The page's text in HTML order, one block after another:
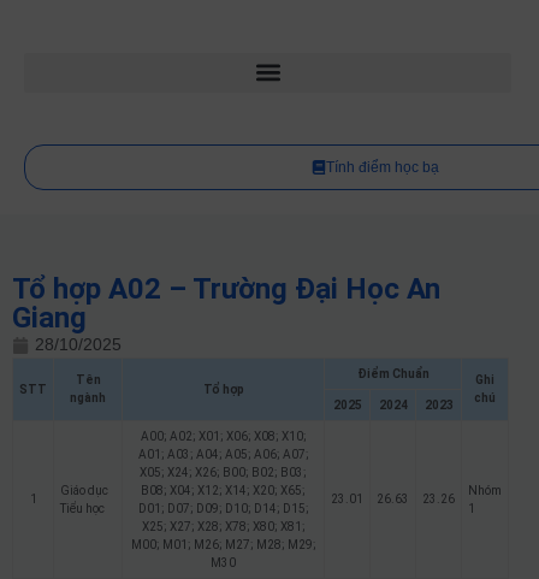
Tính điểm học bạ
Tổ hợp A02 – Trường Đại Học An
Giang
28/10/2025
STT
Tên
ngành
Tổ hợp
Điểm Chuẩn
Ghi
chú
2025 2024 2023
1
Giáo dục
Tiểu học
A00; A02; X01; X06; X08; X10;
A01; A03; A04; A05; A06; A07;
X05; X24; X26; B00; B02; B03;
B08; X04; X12; X14; X20; X65;
D01; D07; D09; D10; D14; D15;
X25; X27; X28; X78; X80; X81;
M00; M01; M26; M27; M28; M29;
M30
23.01 26.63 23.26
Nhóm
1